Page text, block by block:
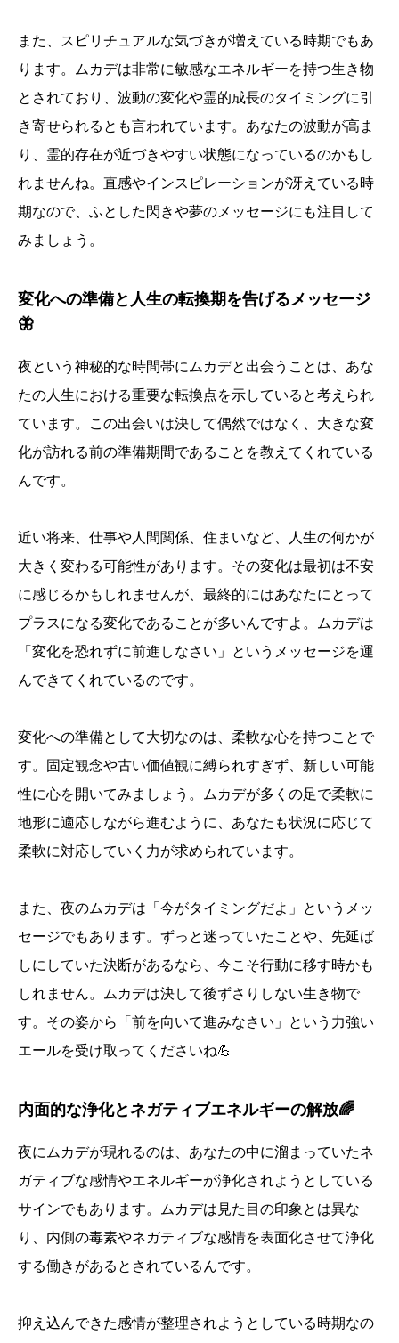
また、スピリチュアルな気づきが増えている時期でもあ
ります。ムカデは非常に敏感なエネルギーを持つ生き物
とされており、波動の変化や霊的成長のタイミングに引
き寄せられるとも言われています。あなたの波動が高ま
り、霊的存在が近づきやすい状態になっているのかもし
れませんね。直感やインスピレーションが冴えている時
期なので、ふとした閃きや夢のメッセージにも注目して
みましょう。
変化への準備と人生の転換期を告げるメッセージ
🦋
夜という神秘的な時間帯にムカデと出会うことは、あな
たの人生における重要な転換点を示していると考えられ
ています。この出会いは決して偶然ではなく、大きな変
化が訪れる前の準備期間であることを教えてくれている
んです。
近い将来、仕事や人間関係、住まいなど、人生の何かが
大きく変わる可能性があります。その変化は最初は不安
に感じるかもしれませんが、最終的にはあなたにとって
プラスになる変化であることが多いんですよ。ムカデは
「変化を恐れずに前進しなさい」というメッセージを運
んできてくれているのです。
変化への準備として大切なのは、柔軟な心を持つことで
す。固定観念や古い価値観に縛られすぎず、新しい可能
性に心を開いてみましょう。ムカデが多くの足で柔軟に
地形に適応しながら進むように、あなたも状況に応じて
柔軟に対応していく力が求められています。
また、夜のムカデは「今がタイミングだよ」というメッ
セージでもあります。ずっと迷っていたことや、先延ば
しにしていた決断があるなら、今こそ行動に移す時かも
しれません。ムカデは決して後ずさりしない生き物で
す。その姿から「前を向いて進みなさい」という力強い
エールを受け取ってくださいね💪
内面的な浄化とネガティブエネルギーの解放🌈
夜にムカデが現れるのは、あなたの中に溜まっていたネ
ガティブな感情やエネルギーが浄化されようとしている
サインでもあります。ムカデは見た目の印象とは異な
り、内側の毒素やネガティブな感情を表面化させて浄化
する働きがあるとされているんです。
抑え込んできた感情が整理されようとしている時期なの